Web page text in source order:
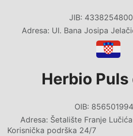
JIB:
Adresa: UI. Bana Josipa
Herbio Puls
OIB:
Adresa: Šetalište Franje
Korisnička podrška 24/7